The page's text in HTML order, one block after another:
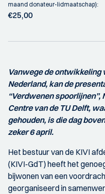
maand donateur-lidmaatschap):
€25,00
Vanwege de ontwikkeling
Nederland, kan de
“Verdwenen spoorlijnen”,
Centre van de TU Delft,
gehouden, is die dag
zeker 6 april.
Het bestuur van de KIVI
(KIVI-GdT) heeft het
bijwonen van een
georganiseerd in